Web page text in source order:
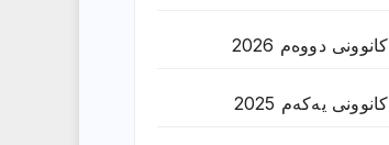
کانوونی دووەم 2026
کانوونی یەکەم 2025